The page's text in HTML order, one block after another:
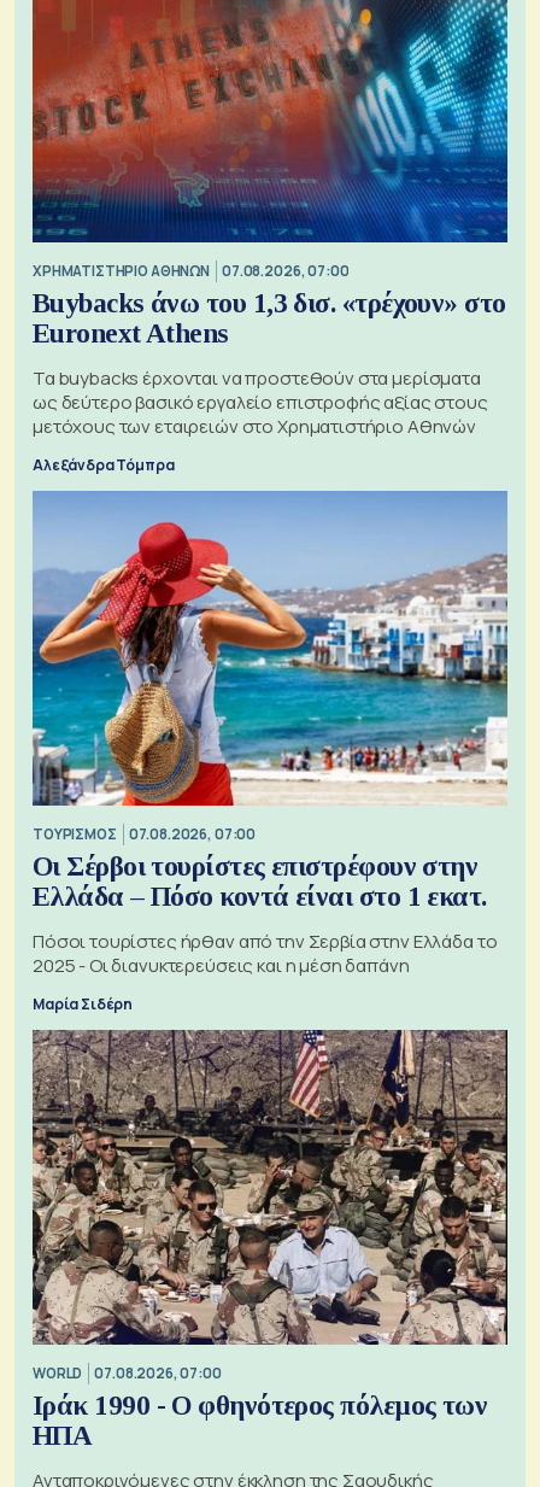
XΡΗΜΑΤΙΣΤΗΡΙΟ ΑΘΗΝΩΝ 07.08.2026, 07:00
Buybacks άνω του 1,3 δισ. «τρέχουν» στο
Euronext Athens
Τα buybacks έρχονται να προστεθούν στα μερίσματα
ως δεύτερο βασικό εργαλείο επιστροφής αξίας στους
μετόχους των εταιρειών στο Χρηματιστήριο Αθηνών
Αλεξάνδρα Τόμπρα
ΤΟΥΡΙΣΜΟΣ 07.08.2026, 07:00
Οι Σέρβοι τουρίστες επιστρέφουν στην
Ελλάδα – Πόσο κοντά είναι στο 1 εκατ.
Πόσοι τουρίστες ήρθαν από την Σερβία στην Ελλάδα το
2025 - Οι διανυκτερεύσεις και η μέση δαπάνη
Μαρία Σιδέρη
WORLD 07.08.2026, 07:00
Ιράκ 1990 - Ο φθηνότερος πόλεμος των
ΗΠΑ
Ανταποκρινόμενες στην έκκληση της Σαουδικής